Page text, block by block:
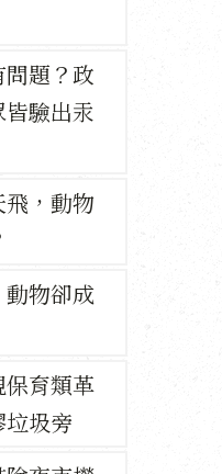
題？政
驗出汞
，動物
動物卻成
育類革
圾旁